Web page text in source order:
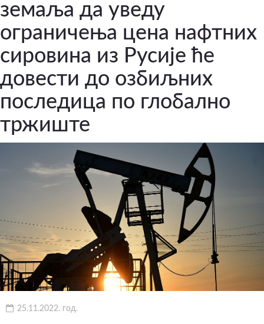
земаља да уведу
ограничења цена нафтних
сировина из Русије ће
довести до озбиљних
последица по глобално
тржиште
25.11.2022. год.